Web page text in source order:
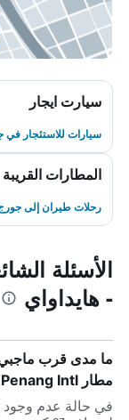
سيارت ايجار
سيارات للاستئجار في
المطارات القريبة
رحلات طيران إلى
الأسئلة
- هايداواي
ما مدى قرب ماجبي
مطار Penang Intl؟
في حالة عدم وجود